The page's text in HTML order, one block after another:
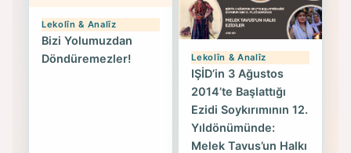
Lekolîn & Analîz
Bizi Yolumuzdan
Döndüremezler!
Lekolîn & Analîz
IŞİD’in 3 Ağustos
2014’te Başlattığı
Ezidi Soykırımının 12.
Yıldönümünde:
Melek Tavus’un Halkı